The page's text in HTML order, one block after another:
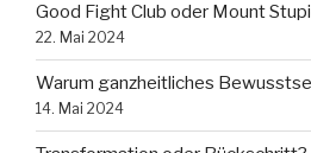
Good Fight Club oder Mount
22. Mai 2024
Warum ganzheitliches
14. Mai 2024